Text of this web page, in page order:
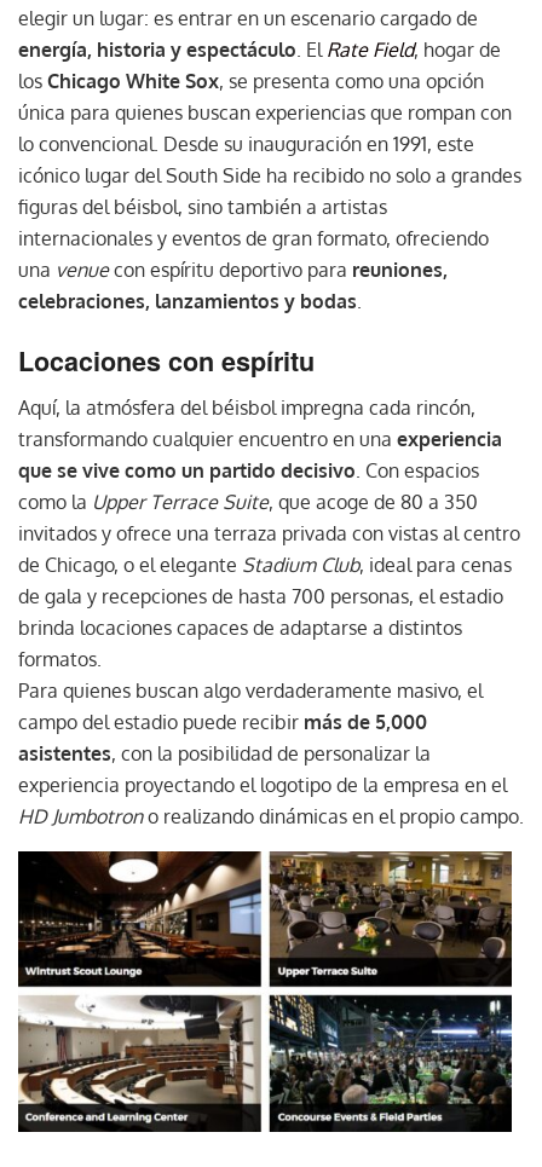
elegir un lugar: es entrar en un escenario cargado de
energía, historia y espectáculo. El Rate Field, hogar de
los Chicago White Sox, se presenta como una opción
única para quienes buscan experiencias que rompan con
lo convencional. Desde su inauguración en 1991, este
icónico lugar del South Side ha recibido no solo a grandes
figuras del béisbol, sino también a artistas
internacionales y eventos de gran formato, ofreciendo
una venuecon espíritu deportivo para reuniones,
celebraciones, lanzamientos y bodas.
Locaciones con espíritu
Aquí, la atmósfera del béisbol impregna cada rincón,
transformando cualquier encuentro en una experiencia
que se vive como un partido decisivo. Con espacios
como la Upper Terrace Suite, que acoge de 80 a 350
invitados y ofrece una terraza privada con vistas al centro
de Chicago, o el elegante Stadium Club, ideal para cenas
de gala y recepciones de hasta 700 personas, el estadio
brinda locaciones capaces de adaptarse a distintos
formatos.
Para quienes buscan algo verdaderamente masivo, el
campo del estadio puede recibir más de 5,000
asistentes, con la posibilidad de personalizar la
experiencia proyectando el logotipo de la empresa en el
HD Jumbotrono realizando dinámicas en el propio campo.